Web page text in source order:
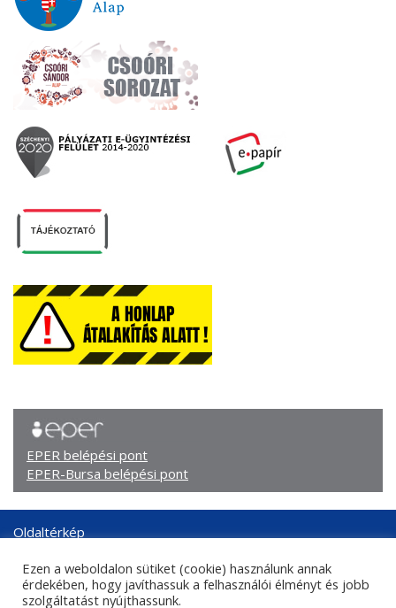
EPER belépési pont
EPER-Bursa belépési pont
Oldaltérkép
Adatkezelési tájékoztató
Központi kapcsolati adatok
Ezen a weboldalon sütiket (cookie) használunk annak
érdekében, hogy javíthassuk a felhasználói élményt és jobb
szolgáltatást nyújthassunk.